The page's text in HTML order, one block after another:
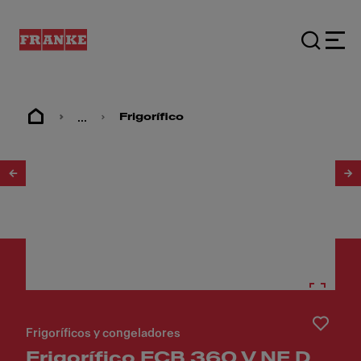
... Frigorífico
Frigoríficos y congeladores